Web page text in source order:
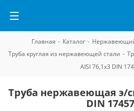
Главная - Каталог -
Труба круглая из нержавеющей стали -
AISI 76,1х3 DIN
Труба нержавеющая э/
DIN 17457